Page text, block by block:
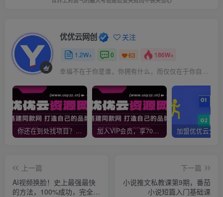
优优云网创 关注
1.2W+ 0 63 186W+
幸福不在于你是谁，你拥有什么，而仅仅在于你自己怎么看待
你还在到处找项目？还在当韭菜？我靠网创资源站一个月收入5万+，曾经我也是个失败者。 加入VIP会员，享70%的推广提成，免费学习多种网上创业课程，菜鸟秒变大神！
上一篇
AI视频换脸！史上最强最快
的方法，100%成功，完全免
下一篇
小说推文私教课第9期，番茄
小说短篇入门基础课